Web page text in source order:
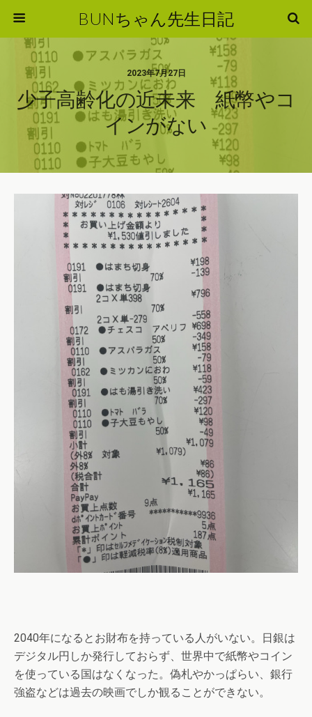
BUNちゃん先生日記
2023年7月27日
少子高齢化の近未来 紙幣やコ
インがない
2040年になるとお財布を持っている人がいない。日銀は
デジタル円しか発行しておらず、世界中で紙幣やコイン
を使っている国はなくなった。偽札やかっぱらい、銀行
強盗などは過去の映画でしか観ることができない。